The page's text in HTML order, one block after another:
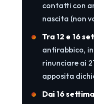
contatti con
nascita (non
Tra 12 e 16
antirabbico,
rinunciare ai
apposita
Dai 16